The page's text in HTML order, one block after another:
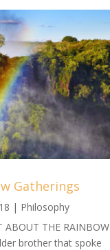
Gatherings
| Philosophy
ABOUT THE RAINBOW
brother that spoke